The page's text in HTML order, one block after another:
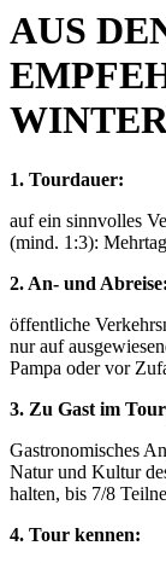
AUS
1. Tourdauer:
auf ein sinnvolles
(mind. 1:3):
2. An- und Abreise:
öffentliche
nur auf
Pampa oder vor
3. Zu Gast im
Gastronomisches
Natur und Kultur
halten, bis 7/8
4. Tour kennen: